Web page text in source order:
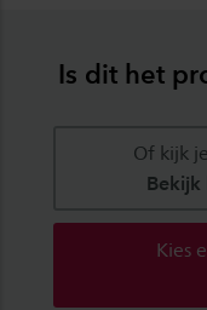
Is dit het
Of kijk
Bekijk
Kies